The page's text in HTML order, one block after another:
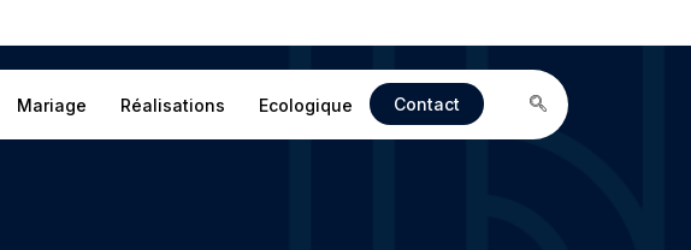
Mariage Réalisations Ecologique Contact